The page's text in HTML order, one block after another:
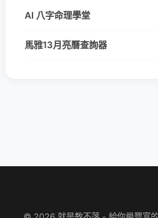
AI 八字命理學堂
馬雅13月亮曆查詢器